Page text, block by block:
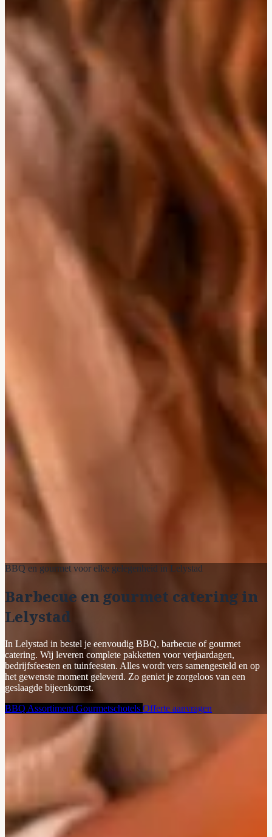
BBQ en gourmet voor elke gelegenheid in Lelystad
Barbecue en gourmet catering in
Lelystad
In Lelystad in bestel je eenvoudig BBQ, barbecue of gourmet
catering. Wij leveren complete pakketten voor verjaardagen,
bedrijfsfeesten en tuinfeesten. Alles wordt vers samengesteld en op
het gewenste moment geleverd. Zo geniet je zorgeloos van een
geslaagde bijeenkomst.
BBQ Assortiment Gourmetschotels Offerte aanvragen